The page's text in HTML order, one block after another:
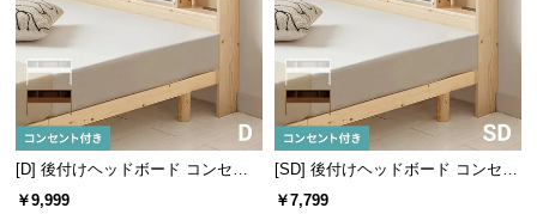
小
型
商
品
の
配
送
に
[D] 後付けヘッドボード コンセン
ト付き 置くだけ
￥9,999
[SD] 後付けヘッドボード コンセン
ト付き 置くだけ
￥7,799